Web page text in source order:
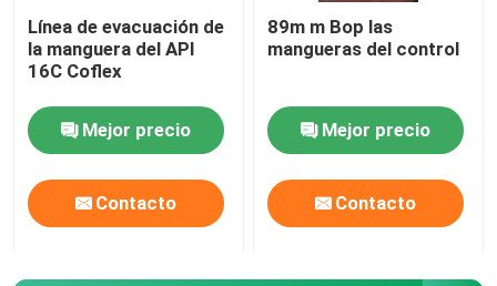
Línea de evacuación de
la manguera del API
16C Coflex
Mejor precio
Contacto
89m m Bop las
mangueras del control
Mejor precio
Contacto